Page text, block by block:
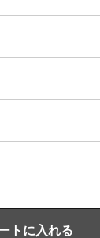
トに入れる